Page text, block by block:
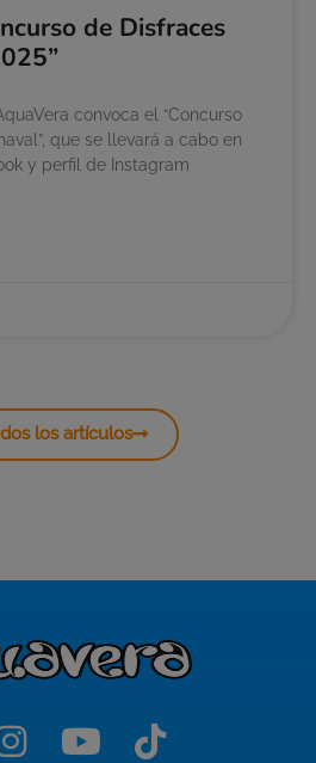
de Disfraces
convoca el “Concurso
que se llevará a cabo en
y perfil de Instagram
los artículos